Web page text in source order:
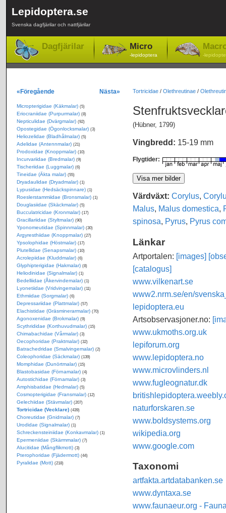
Lepidoptera.se
Svenska dagfjärilar och nattfjärilar
Dagfjärilar Micro
-lepidoptera -
Tortricidae/ Olethreutinae/
(Hübner, 1799)
Vingbredd: 15-19 mm
Flygtider:
Värdväxt: Corylus,
Malus, Malus domestica,
spinosa, Pyrus, Pyrus
Länkar
Artportalen: [images]
[catalogus]
www.vilkenart.se
www2.nrm.se/en/
lepidoptera.eu
Artsobservasjoner.no:
www.ukmoths.org.uk
lepiforum.org
www.lepidoptera.no
www.microvlinders.nl
www.fugleognatur.dk
naturforskaren.se
www.boldsystems.org
wikipedia.org
www.google.com
Taxonomi
artfakta.artdatabanken.se
www.dyntaxa.se
www.faunaeur.org -
«Föregående Nästa»
Micropterigidae (Käkmalar) (5)
Eriocraniidae (Purpurmalar) (8)
Nepticulidae (Dvärgmalar) (92)
Opostegidae (Ögonlocksmalar) (3)
Heliozelidae (Bladhålmalar) (5)
Adelidae (Antennmalar) (21)
Prodoxidae (Knoppmalar) (10)
Incurvariidae (Bredmalar) (9)
Tischeriidae (Luggmalar) (6)
Tineidae (Äkta malar) (55)
Dryadaulidae (Dryadmalar) (1)
Lypusidae (Hedsäckspinnare) (1)
Roeslerstammiidae (Bronsmalar) (1)
Douglasiidae (Skäckmalar) (5)
Bucculatricidae (Kronmalar) (17)
Gracillariidae (Styltmalar) (90)
Yponomeutidae (Spinnmalar) (30)
Argyresthiidae (Knoppmalar) (27)
Ypsolophidae (Höstmalar) (17)
Plutellidae (Senapsmalar) (10)
Acrolepiidae (Kluddmalar) (6)
Glyphipterigidae (Hakmalar) (8)
Heliodinidae (Signalmalar) (1)
Bedelliidae (Åkervindemalar) (1)
Lyonetiidae (Vridvingemalar) (11)
Ethmiidae (Sorgmalar) (6)
Depressariidae (Plattmalar) (57)
Elachistidae (Gräsminerarmalar) (70)
Agonoxenidae (Brokmalar) (9)
Scythrididae (Korthuvudmalar) (15)
Chimabachidae (Vårmalar) (3)
Oecophoridae (Praktmalar) (32)
Batrachedridae (Smalvingemalar) (2)
Coleophoridae (Säckmalar) (139)
Momphidae (Dunörtmalar) (15)
Blastobasidae (Förnamalar) (4)
Autostichidae (Förnamalar) (3)
Amphisbatidae (Hedmalar) (5)
Cosmopterigidae (Fransmalar) (12)
Gelechiidae (Stävmalar) (207)
Tortricidae (Vecklare) (439)
Choreutidae (Gnidmalar) (7)
Urodidae (Signalmalar) (1)
Schreckensteiniidae (Konkavmalar) (1)
Epermeniidae (Skärmmalar) (7)
Alucitidae (Mångflikmott) (3)
Pterophoridae (Fjädermott) (44)
Pyralidae (Mott) (218)